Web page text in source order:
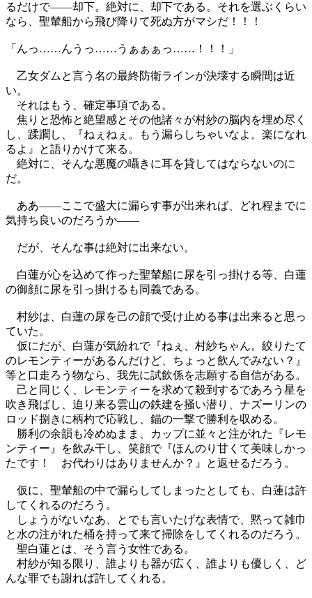
るだけで――却下。絶対に、却下である。それを選ぶくらい
なら、聖輦船から飛び降りて死ぬ方がマシだ！！！
「んっ……んうっ……うぁぁぁっ……！！！」
乙女ダムと言う名の最終防衛ラインが決壊する瞬間は近
い。
それはもう、確定事項である。
焦りと恐怖と絶望感とその他諸々が村紗の脳内を埋め尽く
し、蹂躙し、『ねぇねぇ。もう漏らしちゃいなよ。楽になれ
るよ』と語りかけて来る。
絶対に、そんな悪魔の囁きに耳を貸してはならないのに
だ。
ああ――ここで盛大に漏らす事が出来れば、どれ程までに
気持ち良いのだろうか――
だが、そんな事は絶対に出来ない。
白蓮が心を込めて作った聖輦船に尿を引っ掛ける等、白蓮
の御顔に尿を引っ掛けるも同義である。
村紗は、白蓮の尿を己の顔で受け止める事は出来ると思っ
ていた。
仮にだが、白蓮が気紛れで『ねぇ、村紗ちゃん。絞りたて
のレモンティーがあるんだけど、ちょっと飲んでみない？』
等と口走ろう物なら、我先に試飲係を志願する自信がある。
己と同じく、レモンティーを求めて殺到するであろう星を
吹き飛ばし、迫り来る雲山の鉄建を掻い潜り、ナズーリンの
ロッド捌きに柄杓で応戦し、錨の一撃で勝利を収める。
勝利の余韻も冷めぬまま、カップに並々と注がれた『レモ
ンティー』を飲み干し、笑顔で『ほんのり甘くて美味しかっ
たです！ お代わりはありませんか？』と返せるだろう。
仮に、聖輦船の中で漏らしてしまったとしても、白蓮は許
してくれるのだろう。
しょうがないなあ、とでも言いたげな表情で、黙って雑巾
と水の注がれた桶を持って来て掃除をしてくれるのだろう。
聖白蓮とは、そう言う女性である。
村紗が知る限り、誰よりも器が広く、誰よりも優しく、ど
んな罪でも謝れば許してくれる。